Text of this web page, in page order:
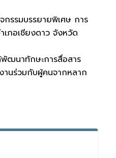
กรรมบรรยายพิเศษ การ
ภอเชียงดาว จังหวัด
พัฒนาทักษะการสื่อสาร
านร่วมกับผู้คนจากหลาก